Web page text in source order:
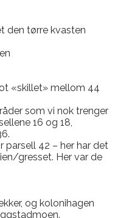
den tørre kvasten
«skillet» mellom 44
som vi nok trenger
16 og 18,
parsell 42 – her har det
gresset. Her var de
og kolonihagen